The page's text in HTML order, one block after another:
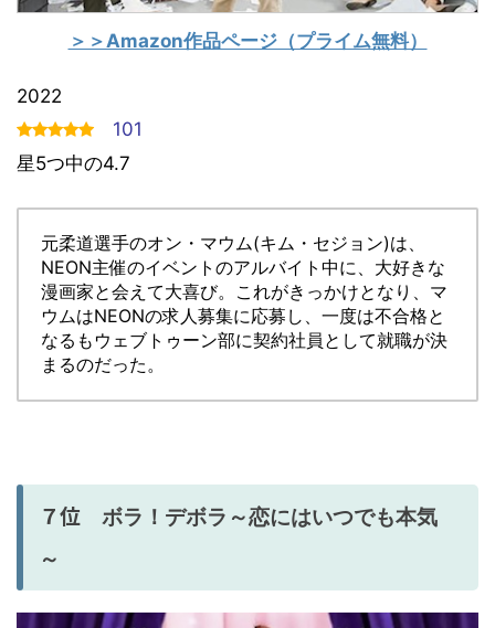
＞＞Amazon作品ページ（プライム無料）
2022
101
星5つ中の4.7
元柔道選手のオン・マウム(キム・セジョン)は、
NEON主催のイベントのアルバイト中に、大好きな
漫画家と会えて大喜び。これがきっかけとなり、マ
ウムはNEONの求人募集に応募し、一度は不合格と
なるもウェブトゥーン部に契約社員として就職が決
まるのだった。
７位 ボラ！デボラ～恋にはいつでも本気
～